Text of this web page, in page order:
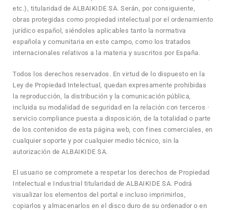
etc.), titularidad de ALBAIKIDE SA. Serán, por consiguiente,
obras protegidas como propiedad intelectual por el ordenamiento
jurídico español, siéndoles aplicables tanto la normativa
española y comunitaria en este campo, como los tratados
internacionales relativos a la materia y suscritos por España.
Todos los derechos reservados. En virtud de lo dispuesto en la
Ley de Propiedad Intelectual, quedan expresamente prohibidas
la reproducción, la distribución y la comunicación pública,
incluida su modalidad de seguridad en la relación con terceros ·
servicio compliance puesta a disposición, de la totalidad o parte
de los contenidos de esta página web, con fines comerciales, en
cualquier soporte y por cualquier medio técnico, sin la
autorización de ALBAIKIDE SA.
El usuario se compromete a respetar los derechos de Propiedad
Intelectual e Industrial titularidad de ALBAIKIDE SA. Podrá
visualizar los elementos del portal e incluso imprimirlos,
copiarlos y almacenarlos en el disco duro de su ordenador o en